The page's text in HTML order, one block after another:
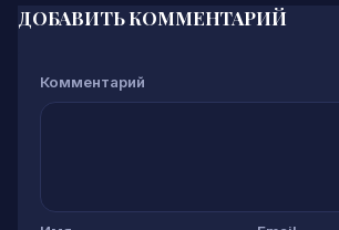
ДОБАВИТЬ КОММЕНТАРИЙ
Комментарий